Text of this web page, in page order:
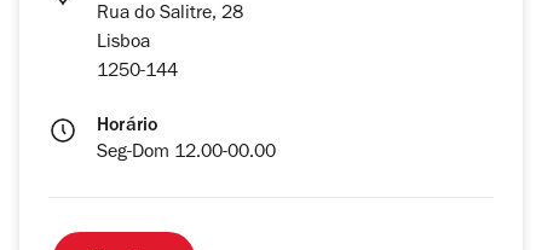
Rua do Salitre, 28
Lisboa
1250-144
Horário
Seg-Dom 12.00-00.00